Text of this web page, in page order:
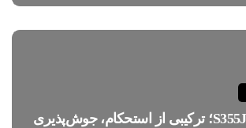
ورق فولادی S355J2؛ ترکیبی از استحکام، جوش‌پذیری